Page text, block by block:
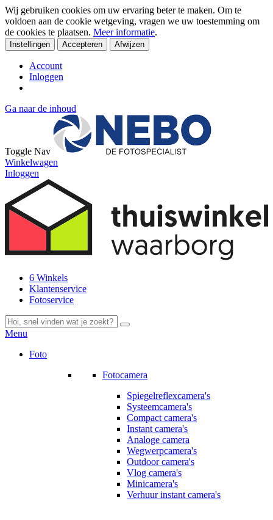
Wij gebruiken cookies om uw ervaring beter te maken. Om te
voldoen aan de cookie wetgeving, vragen we uw toestemming om
de cookies te plaatsen. Meer informatie.
Instellingen Accepteren Afwijzen
Account
Inloggen
Ga naar de inhoud
Toggle Nav
Winkelwagen
Inloggen
6 Winkels
Klantenservice
Fotoservice
Menu
Foto
Fotocamera
Spiegelreflexcamera's
Systeemcamera's
Compact camera's
Instant camera's
Analoge camera
Wegwerpcamera's
Outdoor camera's
Vlog camera's
Minicamera's
Verhuur instant camera's